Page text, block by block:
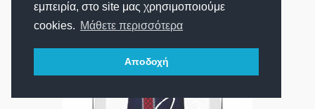
εμπειρία, στο site μας χρησιμοποιούμε
cookies. Μάθετε περισσότερα
Αποδοχή